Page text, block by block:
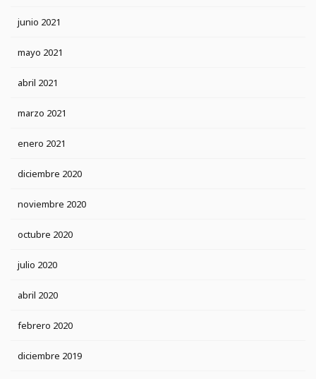
junio 2021
mayo 2021
abril 2021
marzo 2021
enero 2021
diciembre 2020
noviembre 2020
octubre 2020
julio 2020
abril 2020
febrero 2020
diciembre 2019